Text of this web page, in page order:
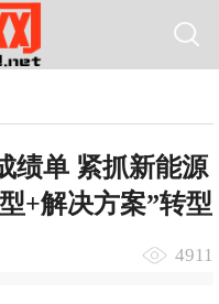
绩单 紧抓新能源
+解决方案”转型
4911